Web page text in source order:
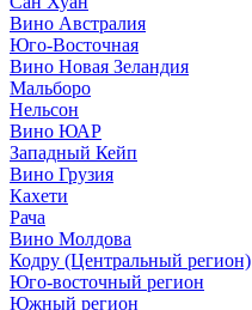
Вино Австралия
Юго-Восточная
Вино Новая Зеландия
Мальборо
Нельсон
Вино ЮАР
Западный Кейп
Вино Грузия
Кахети
Рача
Вино Молдова
Кодру (Центральный регион)
Юго-восточный регион
Южный регион